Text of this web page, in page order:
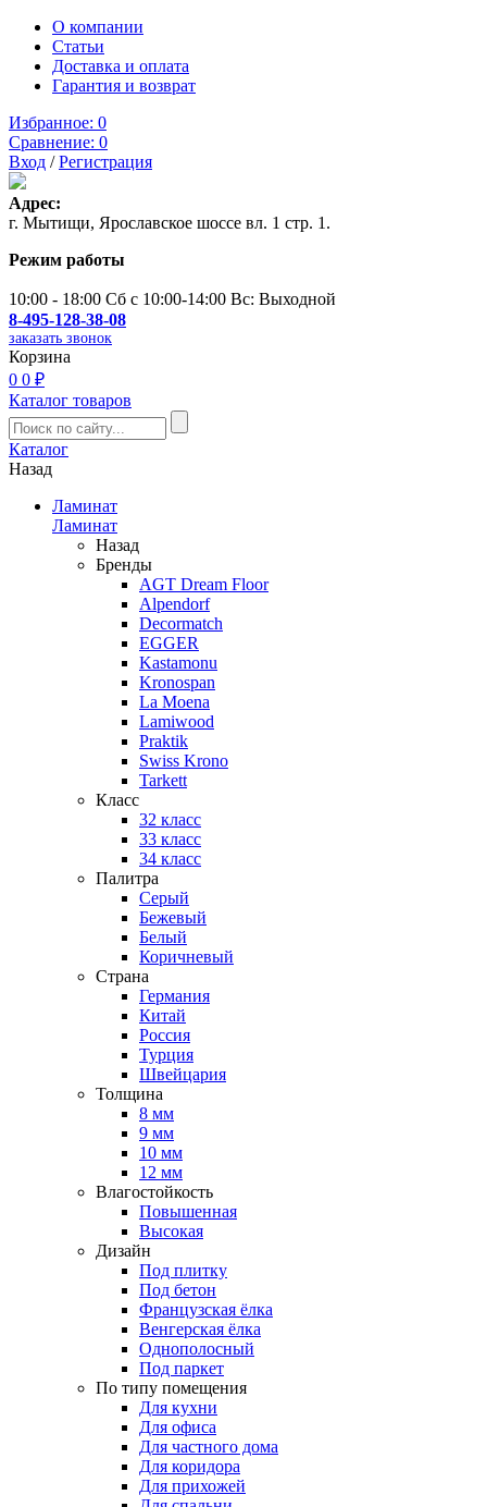
О компании
Статьи
Доставка и оплата
Гарантия и возврат
Избранное: 0
Сравнение: 0
Вход /Регистрация
Адрес:
г. Мытищи, Ярославское шоссе вл. 1 стр. 1.
Режим работы
10:00 - 18:00 Сб с 10:00-14:00 Вс: Выходной
8-495-128-38-08
заказать звонок
Корзина
0 0 ₽
Каталог товаров
Каталог
Назад
Ламинат
Ламинат
Назад
Бренды
AGT Dream Floor
Alpendorf
Decormatch
EGGER
Kastamonu
Kronospan
La Moena
Lamiwood
Praktik
Swiss Krono
Tarkett
Класс
32 класс
33 класс
34 класс
Палитра
Серый
Бежевый
Белый
Коричневый
Страна
Германия
Китай
Россия
Турция
Швейцария
Толщина
8 мм
9 мм
10 мм
12 мм
Влагостойкость
Повышенная
Высокая
Дизайн
Под плитку
Под бетон
Французская ёлка
Венгерская ёлка
Однополосный
Под паркет
По типу помещения
Для кухни
Для офиса
Для частного дома
Для коридора
Для прихожей